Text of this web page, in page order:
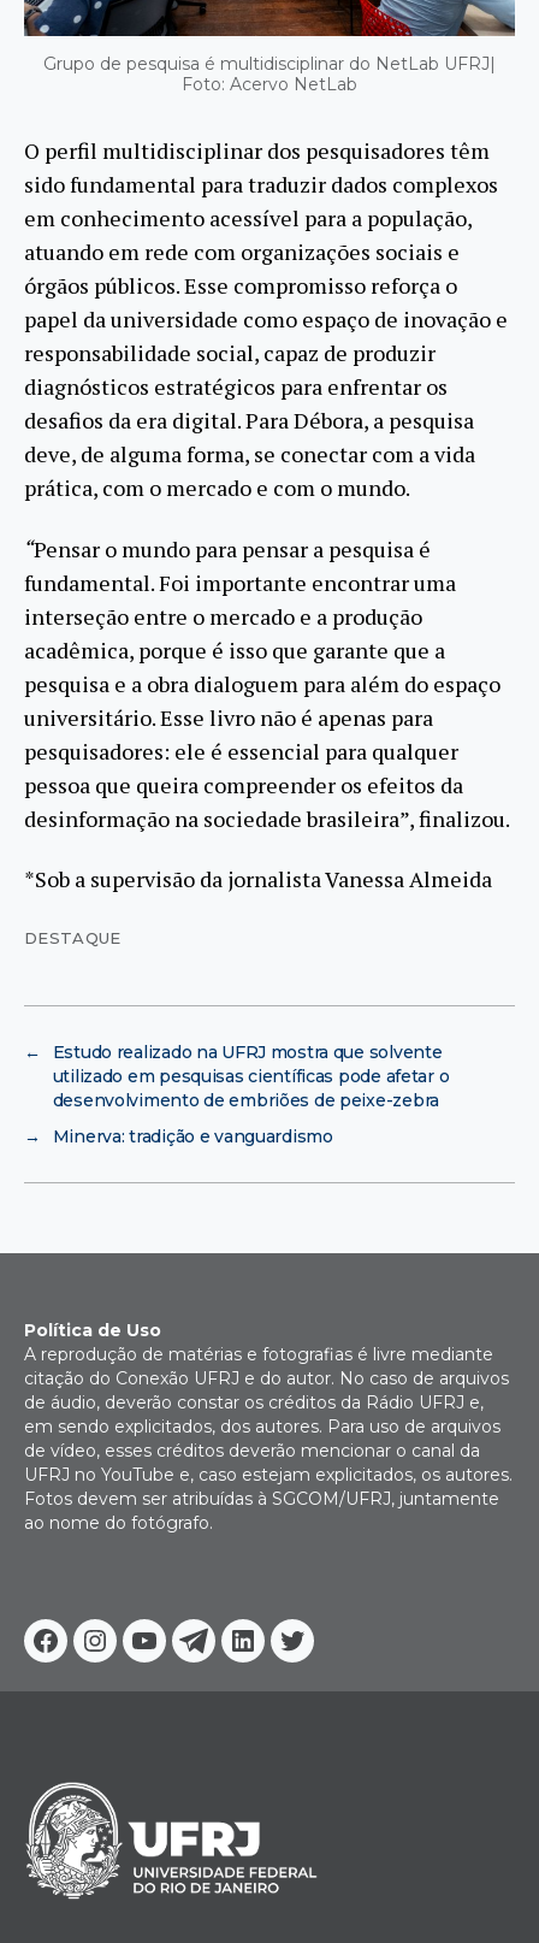
Grupo de pesquisa é multidisciplinar do NetLab UFRJ|
Foto: Acervo NetLab
O perfil multidisciplinar dos pesquisadores têm
sido fundamental para traduzir dados complexos
em conhecimento acessível para a população,
atuando em rede com organizações sociais e
órgãos públicos. Esse compromisso reforça o
papel da universidade como espaço de inovação e
responsabilidade social, capaz de produzir
diagnósticos estratégicos para enfrentar os
desafios da era digital. Para Débora, a pesquisa
deve, de alguma forma, se conectar com a vida
prática, com o mercado e com o mundo.
“Pensar o mundo para pensar a pesquisa é
fundamental. Foi importante encontrar uma
interseção entre o mercado e a produção
acadêmica, porque é isso que garante que a
pesquisa e a obra dialoguem para além do espaço
universitário. Esse livro não é apenas para
pesquisadores: ele é essencial para qualquer
pessoa que queira compreender os efeitos da
desinformação na sociedade brasileira”, finalizou.
*Sob a supervisão da jornalista Vanessa Almeida
DESTAQUE
←
Estudo realizado na UFRJ mostra que solvente
utilizado em pesquisas científicas pode afetar o
desenvolvimento de embriões de peixe-zebra
→
Minerva: tradição e vanguardismo
Facebook
Instagram
YoutubeTelegram
Linkedin
Twitter
Política de Uso
A reprodução de matérias e fotografias é livre mediante
citação do Conexão UFRJ e do autor. No caso de arquivos
de áudio, deverão constar os créditos da Rádio UFRJ e,
em sendo explicitados, dos autores. Para uso de arquivos
de vídeo, esses créditos deverão mencionar o canal da
UFRJ no YouTube e, caso estejam explicitados, os autores.
Fotos devem ser atribuídas à SGCOM/UFRJ, juntamente
ao nome do fotógrafo.